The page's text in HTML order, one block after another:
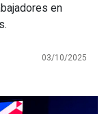
en
03/10/2025